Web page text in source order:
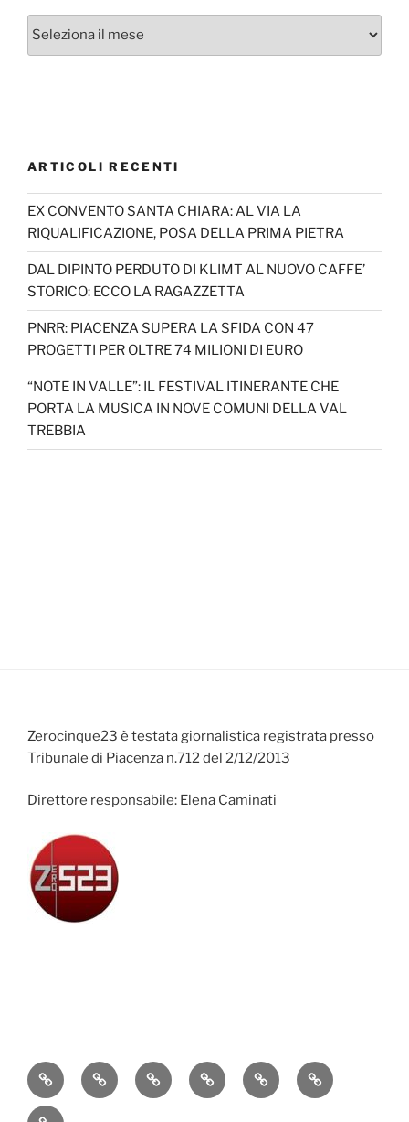
Archivi
ARTICOLI RECENTI
EX CONVENTO SANTA CHIARA: AL VIA LA
RIQUALIFICAZIONE, POSA DELLA PRIMA PIETRA
DAL DIPINTO PERDUTO DI KLIMT AL NUOVO CAFFE’
STORICO: ECCO LA RAGAZZETTA
PNRR: PIACENZA SUPERA LA SFIDA CON 47
PROGETTI PER OLTRE 74 MILIONI DI EURO
“NOTE IN VALLE”: IL FESTIVAL ITINERANTE CHE
PORTA LA MUSICA IN NOVE COMUNI DELLA VAL
TREBBIA
Zerocinque23 è testata giornalistica registrata presso
Tribunale di Piacenza n.712 del 2/12/2013
Direttore responsabile: Elena Caminati
AttualitàCronacaPolitica EconomiaCultura Sport
Contatti